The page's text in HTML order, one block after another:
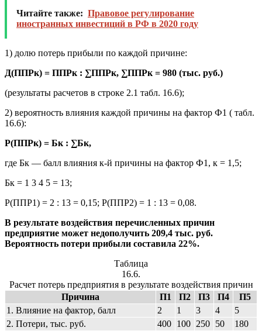
Читайте также: Правовое регулирование
иностранных инвестиций в РФ в 2020 году
1) долю потерь прибыли по каждой причине:
Д(ППРк) = ППРк : ∑ППРк, ∑ППРк = 980 (тыс. руб.)
(результаты расчетов в строке 2.1 табл. 16.6);
2) вероятность влияния каждой причины на фактор Ф1 ( табл.
16.6):
Р(ППРк) = Бк : ∑Бк,
где Бк — балл влияния к-й причины на фактор Ф1, к = 1,5;
Бк = 1 3 4 5 = 13;
Р(ППР1) = 2 : 13 = 0,15; Р(ППР2) = 1 : 13 = 0,08.
В результате воздействия перечисленных причин
предприятие может недополучить 209,4 тыс. руб.
Вероятность потери прибыли составила 22%.
Таблица
16.6.
Расчет потерь предприятия в результате воздействия причин
Причина
П1 П2 П3 П4
П5
1. Влияние на фактор, балл
2 1 3 4
5
2. Потери, тыс. руб.
400 100 250 50
180